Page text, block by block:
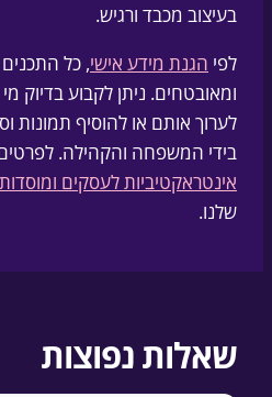
בעיצוב מכבד ורגיש.
לפי הגנת מידע אישי, כל
ומאובטחים. ניתן לקבוע בדיוק
לערוך אותם או להוסיף תמונות
בידי המשפחה והקהילה.
אינטראקטיביות לעסקים ומוסדות
שלנו.
שאלות נפוצות